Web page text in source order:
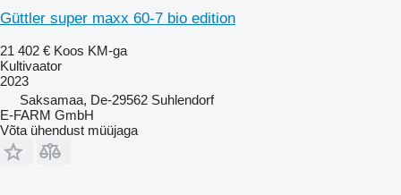
Güttler super maxx 60-7 bio edition
21 402 € Koos KM-ga
Kultivaator
2023
Saksamaa, De-29562 Suhlendorf
E-FARM GmbH
Võta ühendust müüjaga